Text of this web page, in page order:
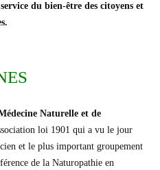
du bien-être des citoyens et
.
Naturelle et de
loi 1901 qui a vu le jour
et le plus important groupement
de la Naturopathie en